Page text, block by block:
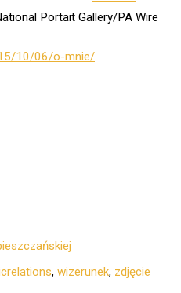
Portait Gallery/PA Wire
10/06/o-mnie/
, wizerunek, zdjęcie